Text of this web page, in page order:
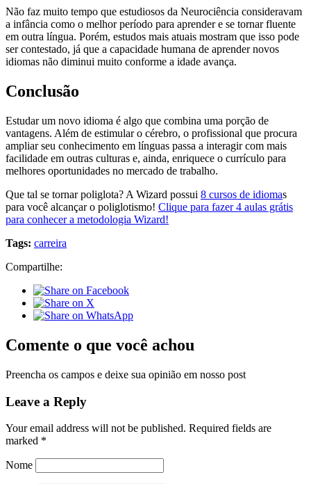
Não faz muito tempo que estudiosos da Neurociência consideravam
a infância como o melhor período para aprender e se tornar fluente
em outra língua. Porém, estudos mais atuais mostram que isso pode
ser contestado, já que a capacidade humana de aprender novos
idiomas não diminui muito conforme a idade avança.
Conclusão
Estudar um novo idioma é algo que combina uma porção de
vantagens. Além de estimular o cérebro, o profissional que procura
ampliar seu conhecimento em línguas passa a interagir com mais
facilidade em outras culturas e, ainda, enriquece o currículo para
melhores oportunidades no mercado de trabalho.
Que tal se tornar poliglota? A Wizard possui 8 cursos de idiomas
para você alcançar o poliglotismo! Clique para fazer 4 aulas grátis
para conhecer a metodologia Wizard!
Tags: carreira
Compartilhe:
Comente o que você achou
Preencha os campos e deixe sua opinião em nosso post
Leave a Reply
Your email address will not be published. Required fields are
marked *
Nome